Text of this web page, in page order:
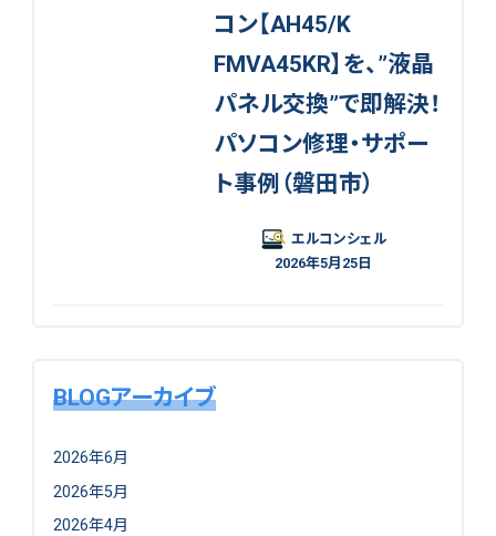
コン【AH45/K
FMVA45KR】を、”液晶
パネル交換”で即解決！
パソコン修理・サポー
ト事例（磐田市）
エルコンシェル
2026年5月25日
BLOGアーカイブ
2026年6月
2026年5月
2026年4月